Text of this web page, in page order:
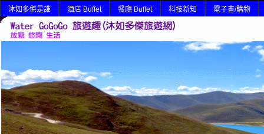
沐如多傑是誰 酒店 Buffet 餐廳 Buffet 科技新知 電子書/購物